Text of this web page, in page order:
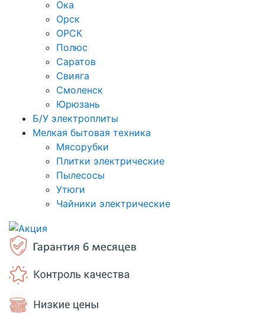
Ока
Орск
ОРСК
Полюс
Саратов
Свияга
Смоленск
Юрюзань
Б/У электроплиты
Мелкая бытовая техника
Мясорубки
Плитки электрические
Пылесосы
Утюги
Чайники электрические